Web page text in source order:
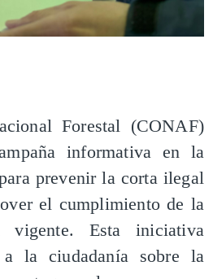
Forestal (CONAF)
informativa en la
prevenir la corta ilegal
el cumplimiento de la
vigente. Esta iniciativa
a la ciudadanía sobre la